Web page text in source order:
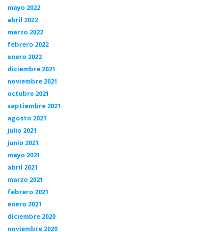
mayo 2022
abril 2022
marzo 2022
febrero 2022
enero 2022
diciembre 2021
noviembre 2021
octubre 2021
septiembre 2021
agosto 2021
julio 2021
junio 2021
mayo 2021
abril 2021
marzo 2021
febrero 2021
enero 2021
diciembre 2020
noviembre 2020